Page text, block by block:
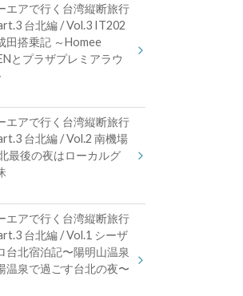
エアで行く台湾縦断旅行
台北編 / Vol.3 IT202
田搭乗記 ～Homee
とプラザプレミアラウ
エアで行く台湾縦断旅行
台北編 / Vol.2 南機場
最後の夜はローカルグ
エアで行く台湾縦断旅行
台北編 / Vol.1 シーザ
台北宿泊記〜陽明山温泉
温泉で過ごす台北の夜〜